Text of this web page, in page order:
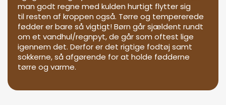
man godt regne med kulden hurtigt flytter sig
til resten af kroppen også. Tørre og tempererede
fødder er bare så vigtigt! Børn går sjældent rundt
om et vandhul/regnpyt, de går som oftest lige
igennem det. Derfor er det rigtige fodtøj samt
sokkerne, så afgørende for at holde fødderne
tørre og varme.